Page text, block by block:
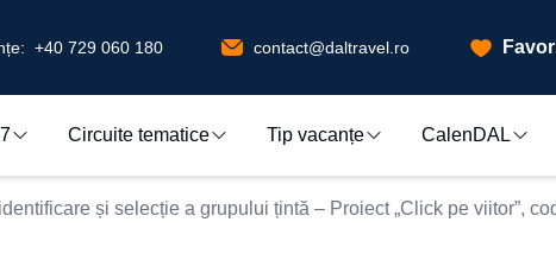
+40 729 060 180 contact@daltravel.ro
Circuite tematice Tip vacanțe CalenDAL
și selecție a grupului țintă – Proiect „Click pe viitor”,